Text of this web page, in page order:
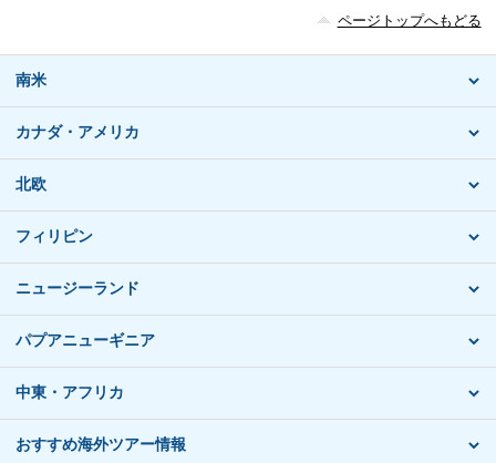
ページトップへもどる
南米
カナダ・アメリカ
北欧
フィリピン
ニュージーランド
パプアニューギニア
中東・アフリカ
おすすめ海外ツアー情報